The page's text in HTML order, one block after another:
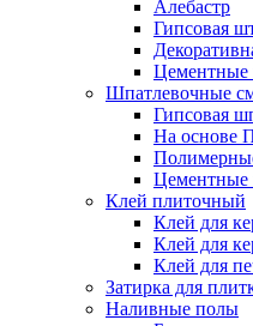
Алебастр
Гипсовая
Цементные
Шпатлевочные
Гипсовая
На основе
Цементные
Клей плиточный
Клей для
Клей для
Клей для
Затирка для
Наливные полы